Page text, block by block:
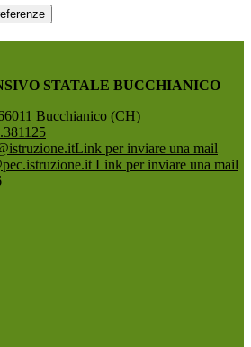
STATALE BUCCHIANICO
Bucchianico (CH)
Link per inviare una mail
Link per inviare una mail